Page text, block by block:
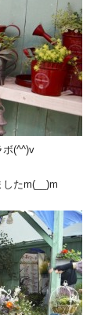
ボ(^^)v
したm(__)m